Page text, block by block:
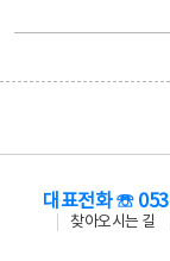
대표전화 ☏
찾아오시는 길